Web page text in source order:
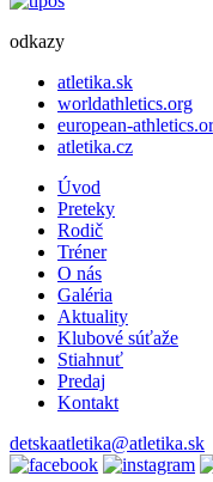
odkazy
atletika.sk
worldathletics.org
european-
atletika.cz
Úvod
Preteky
Rodič
Tréner
O nás
Galéria
Aktuality
Klubové súťaže
Stiahnuť
Predaj
Kontakt
detskaatletika@atletika.sk